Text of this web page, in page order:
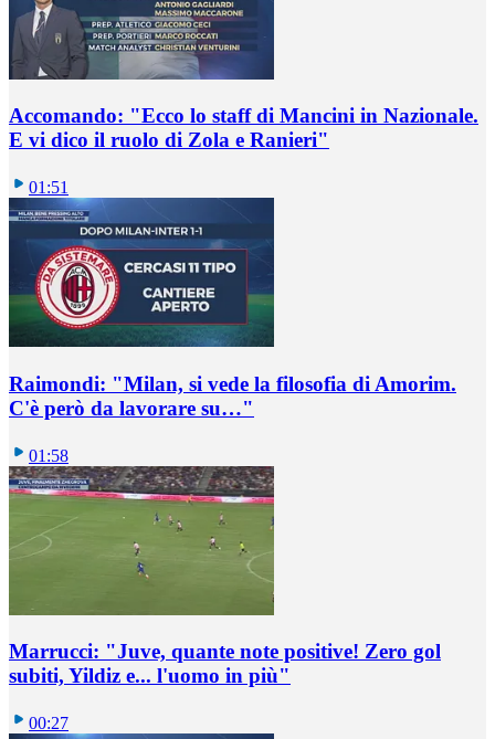
Accomando: "Ecco lo staff di Mancini in Nazionale.
E vi dico il ruolo di Zola e Ranieri"
01:51
Raimondi: "Milan, si vede la filosofia di Amorim.
C'è però da lavorare su…"
01:58
Marrucci: "Juve, quante note positive! Zero gol
subiti, Yildiz e... l'uomo in più"
00:27